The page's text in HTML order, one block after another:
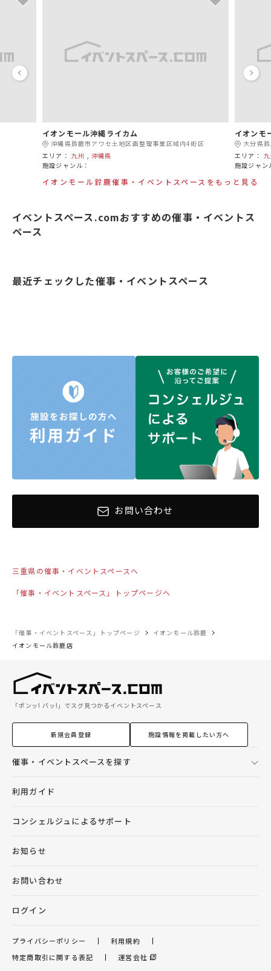
イオンモール沖縄ライカム
沖縄県鈴鹿市アワセ土地区画整理事業区域内4街区
エリア： 九州 ,沖縄県
施設ジャンル：
イオンモ
大分県
エリア：
施設ジャン
イオンモール鈴鹿催事・イベントスペースをもっと見る
イベントスペース.comおすすめの催事・イベントス
ペース
最近チェックした催事・イベントスペース
お問い合わせ
三重県の催事・イベントスペースへ
「催事・イベントスペース」トップページへ
「催事・イベントスペース」トップページ
イオンモール鈴鹿
イオンモール鈴鹿店
「ポンッ! パッ!」でスグ見つかるイベントスペース
新規会員登録 施設情報を掲載したい方へ
催事・イベントスペースを探す
利用ガイド
コンシェルジュによるサポート
お知らせ
お問い合わせ
ログイン
プライバシーポリシー
利用規約
特定商取引に関する表記
運営会社